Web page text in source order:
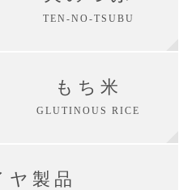
TEN-NO-TSUBU
もち米
GLUTINOUS RICE
ヤ製品